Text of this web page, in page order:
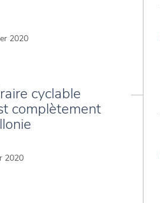
2020
cyclable
complètement
2020